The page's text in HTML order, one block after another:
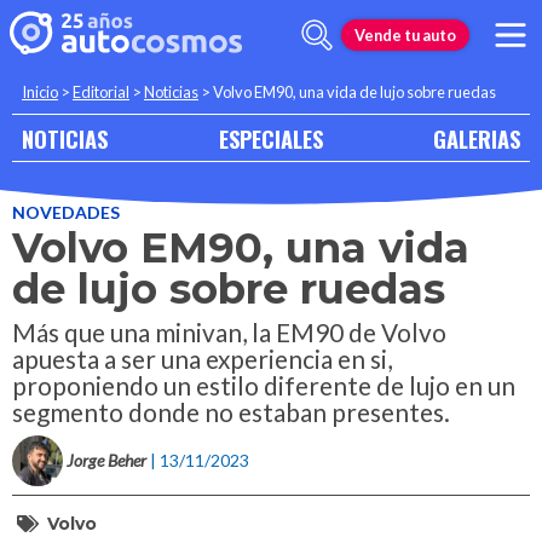
Vende tu auto
Inicio >Editorial >Noticias >Volvo EM90, una vida de lujo sobre ruedas
NOTICIAS ESPECIALES GALERIAS
NOVEDADES
Volvo EM90, una vida
de lujo sobre ruedas
Más que una minivan, la EM90 de Volvo
apuesta a ser una experiencia en si,
proponiendo un estilo diferente de lujo en un
segmento donde no estaban presentes.
Jorge Beher | 13/11/2023
Volvo